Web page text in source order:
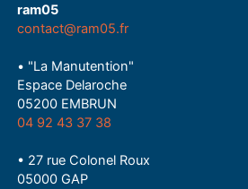
ram05
contact@ram05.fr
• "La Manutention"
Espace Delaroche
05200 EMBRUN
04 92 43 37 38
• 27 rue Colonel Roux
05000 GAP